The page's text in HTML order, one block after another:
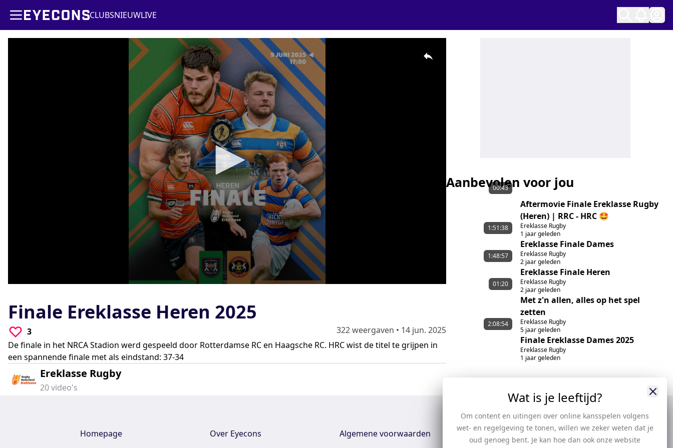
CLUBSNIEUWLIVE
secondsVolume
90%
Finale Ereklasse Heren 2025
3 322 weergaven • 14 jun. 2025
De finale in het NRCA Stadion werd gespeeld door Rotterdamse RC en Haagsche RC. HRC wist de titel te grijpen in
een spannende finale met als eindstand: 37-34
Ereklasse Rugby
20video's
Aanbevolen voor jou
00:43
Aftermovie Finale Ereklasse Rugby
(Heren) | RRC - HRC 🤩
Ereklasse Rugby
1 jaar geleden
1:51:38
Ereklasse Finale Dames
Ereklasse Rugby
2 jaar geleden
1:48:57
Ereklasse Finale Heren
Ereklasse Rugby
2 jaar geleden
01:20
Met z'n allen, alles op het spel
zetten
Ereklasse Rugby
5 jaar geleden
2:08:54
Finale Ereklasse Dames 2025
Ereklasse Rugby
1 jaar geleden
Homepage
Over Eyecons
Algemene voorwaarden
Wat is je leeftijd?
Om content en uitingen over online kansspelen volgens
wet- en regelgeving te tonen, willen we zeker weten dat je
oud genoeg bent. Je kan hoe dan ook onze website